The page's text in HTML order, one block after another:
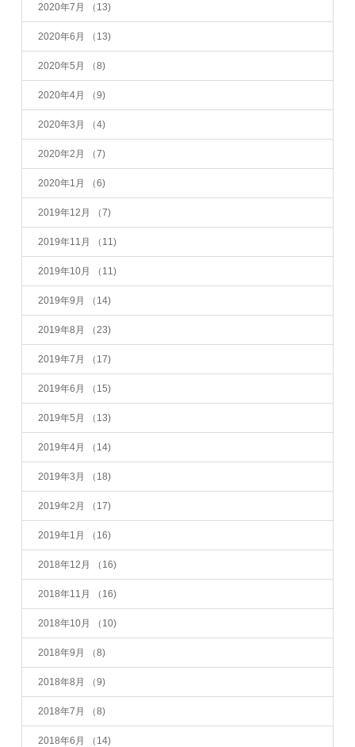
2020年7月 （13)
2020年6月 （13)
2020年5月 （8)
2020年4月 （9)
2020年3月 （4)
2020年2月 （7)
2020年1月 （6)
2019年12月 （7)
2019年11月 （11)
2019年10月 （11)
2019年9月 （14)
2019年8月 （23)
2019年7月 （17)
2019年6月 （15)
2019年5月 （13)
2019年4月 （14)
2019年3月 （18)
2019年2月 （17)
2019年1月 （16)
2018年12月 （16)
2018年11月 （16)
2018年10月 （10)
2018年9月 （8)
2018年8月 （9)
2018年7月 （8)
2018年6月 （14)